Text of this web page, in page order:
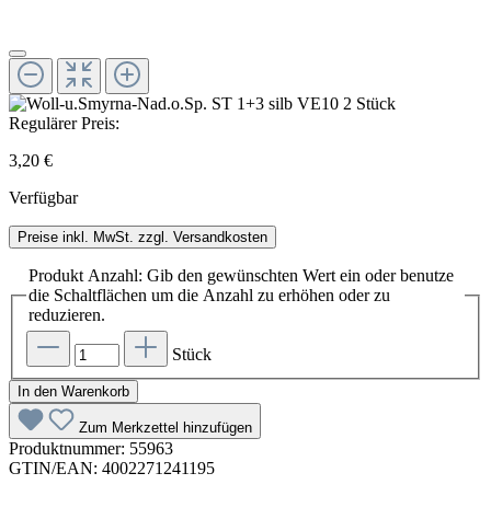
Regulärer Preis:
3,20 €
Verfügbar
Preise inkl. MwSt. zzgl. Versandkosten
Produkt Anzahl: Gib den gewünschten Wert ein oder benutze
die Schaltflächen um die Anzahl zu erhöhen oder zu
reduzieren.
Stück
In den Warenkorb
Zum Merkzettel hinzufügen
Produktnummer: 55963
GTIN/EAN: 4002271241195